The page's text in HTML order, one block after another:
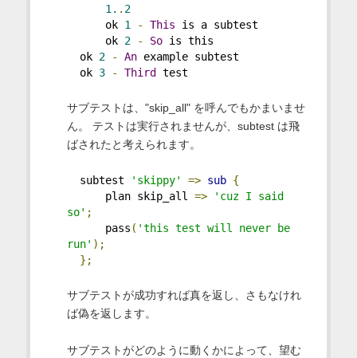
1. . 2
ok 1 - This is a subtest
ok 2 - So is this
ok 2 - An example subtest
ok 3 - Third test
サブテストは、"skip_all" を呼んでもかまいませ
ん。 テストは実行されませんが、subtest は飛
ばされたと考えられます。
subtest 'skippy' => sub {
plan skip_all =>
'cuz I said
so' ;
pass ( 'this test will never be
run' );
};
サブテストが成功すれば真を返し、さもなけれ
ば偽を返します。
サブテストがどのように動くかによって、望む